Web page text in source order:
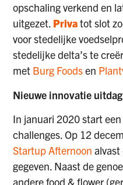
opschaling verkend en
uitgezet. Privatot slot
voor stedelijke
stedelijke delta’s te
met Burg Foodsen
Nieuwe innovatie
In januari 2020 start
challenges. Op 12
Startup Afternoon alvast
gegeven. Naast de
andere food & flower